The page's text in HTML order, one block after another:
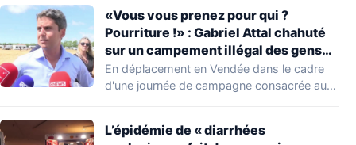
«Vous vous prenez pour qui ?
Pourriture !» : Gabriel Attal chahuté
sur un campement illégal des gens
du voyage
En déplacement en Vendée dans le cadre
d'une journée de campagne consacrée aux
L’épidémie de « diarrhées